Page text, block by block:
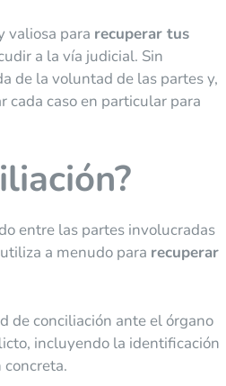
valiosa para recuperar tus
a la vía judicial. Sin
de la voluntad de las partes y,
cada caso en particular para
entre las partes involucradas
a menudo para recuperar
de conciliación ante el órgano
incluyendo la identificación